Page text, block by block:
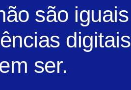
são iguais
digitais
ser.